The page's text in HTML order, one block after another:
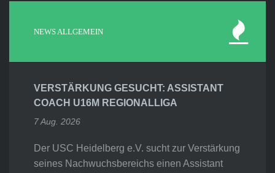
NEWS ALLGEMEIN
VERSTÄRKUNG GESUCHT: ASSISTANT
COACH U16M REGIONALLIGA
7 Aug. 2026
Der USC Heidelberg e.V. sucht zur Verstärkung
seines Nachwuchsbereichs einen Assistant